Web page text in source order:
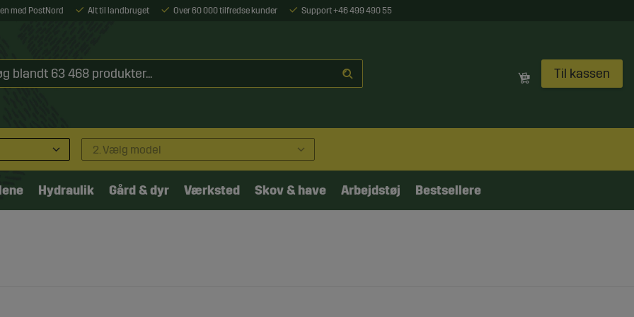
med PostNord Alt til landbruget Over 60 000 tilfredse kunder Support +46 499 490 55
Til kassen
2. Vælg model
Hydraulik Gård & dyr Værksted Skov & have Arbejdstøj Bestsellere